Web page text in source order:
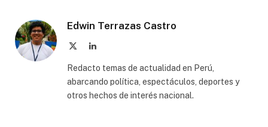
Edwin Terrazas Castro
LinkedIn
Redacto temas de actualidad en Perú,
abarcando política, espectáculos, deportes y
otros hechos de interés nacional.